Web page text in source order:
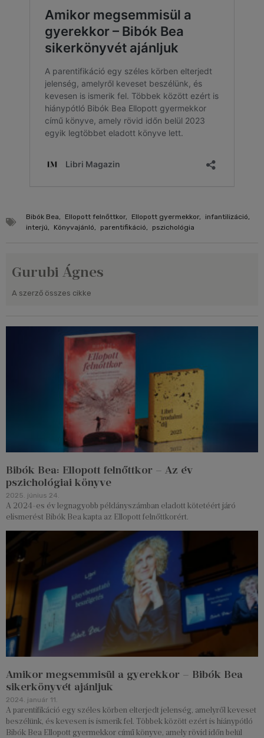
Bibók Bea Ellopott felnőttkor, Ellopott gyermekkor, infantilizáció
interjú
Könyvajánló parentifikáció pszichológia
Gurubi Ágnes
A szerző összes cikke
Bibók Bea: Ellopott felnőttkor – Az év
pszichológiai könyve
2025. június 24.
A 2024-es év legnagyobb példányszámban eladott kötetéért járó
elismerést Bibók Bea kapta az Ellopott felnőttkorért.
Amikor megsemmisül a gyerekkor – Bibók Bea
sikerkönyvét ajánljuk
2024. január 11.
A parentifikáció egy széles körben elterjedt jelenség, amelyről keveset
beszélünk, és kevesen is ismerik fel. Többek között ezért is hiánypótló
Bibók Bea Ellopott gyermekkor című könyve, amely rövid időn belül